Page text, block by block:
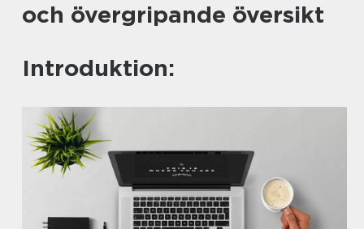
och övergripande översikt
Introduktion: